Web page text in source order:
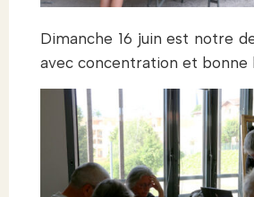
Dimanche 16 juin est notre
avec concentration et bonne